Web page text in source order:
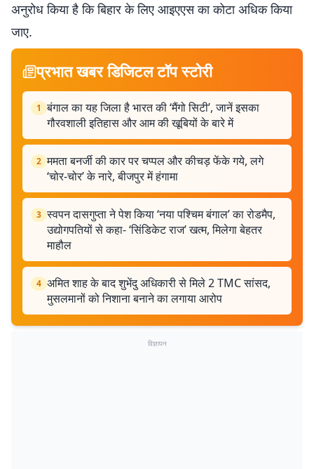
अनुरोध किया है कि बिहार के लिए आइएएस का कोटा अधिक किया
जाए.
प्रभात खबर डिजिटल टॉप स्टोरी
1 बंगाल का यह जिला है भारत की ‘मैंगो सिटी’, जानें इसका
गौरवशाली इतिहास और आम की खूबियों के बारे में
2 ममता बनर्जी की कार पर चप्पल और कीचड़ फेंके गये, लगे
‘चोर-चोर’ के नारे, बीजपुर में हंगामा
3 स्वपन दासगुप्ता ने पेश किया ‘नया पश्चिम बंगाल’ का रोडमैप,
उद्योगपतियों से कहा- ‘सिंडिकेट राज’ खत्म, मिलेगा बेहतर
माहौल
4 अमित शाह के बाद शुभेंदु अधिकारी से मिले 2 TMC सांसद,
मुसलमानों को निशाना बनाने का लगाया आरोप
विज्ञापन